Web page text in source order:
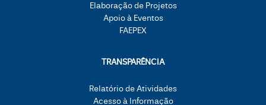
Elaboração de Projetos
Apoio à Eventos
FAEPEX
TRANSPARÊNCIA
Relatório de Atividades
Acesso à Informação